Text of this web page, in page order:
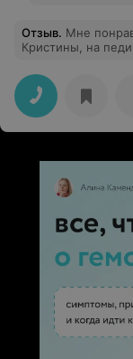
Отзыв. Мне
Кристины, на